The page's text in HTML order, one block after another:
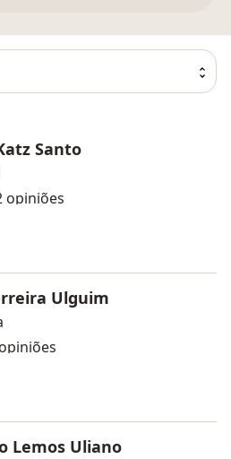
Santo
opiniões
Ulguim
Lemos Uliano